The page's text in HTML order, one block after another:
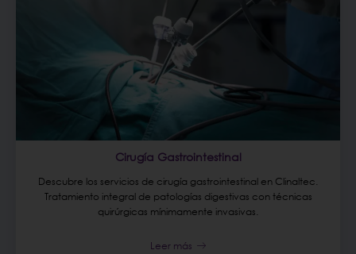
Cirugía Gastrointestinal
Descubre los servicios de cirugía gastrointestinal en Clinaltec.
Tratamiento integral de patologías digestivas con técnicas
quirúrgicas mínimamente invasivas.
Leer más